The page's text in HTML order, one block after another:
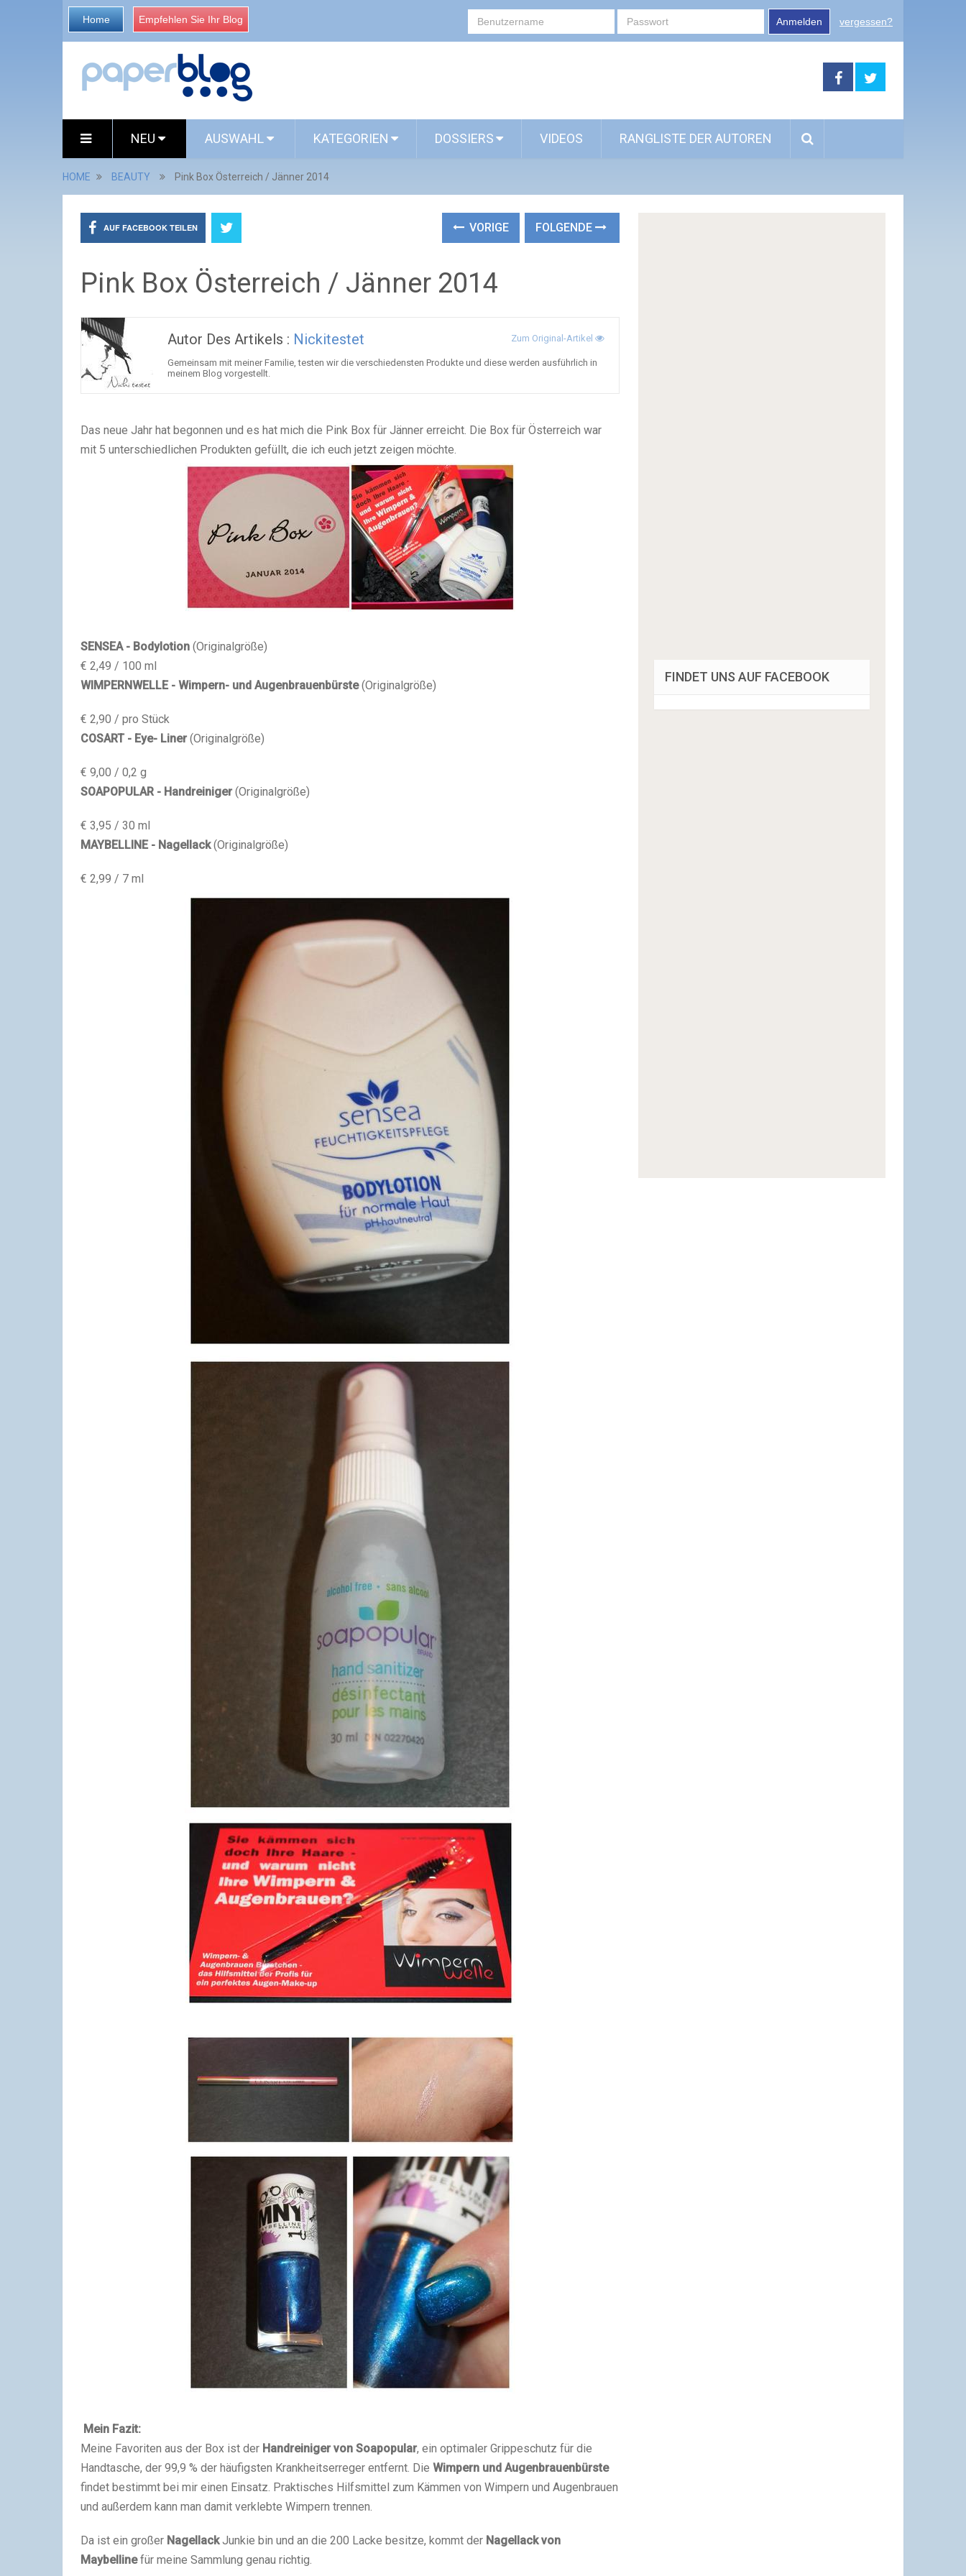
Home Empfehlen Sie Ihr Blog Anmelden vergessen?
NEU AUSWAHL KATEGORIEN DOSSIERS VIDEOS RANGLISTE DER AUTOREN
HOME BEAUTY Pink Box Österreich / Jänner 2014
AUF FACEBOOK TEILEN VORIGE FOLGENDE
Pink Box Österreich / Jänner 2014
Autor Des Artikels : Nickitestet Zum Original-Artikel
Gemeinsam mit meiner Familie, testen wir die verschiedensten Produkte und diese werden ausführlich in
meinem Blog vorgestellt.
Das neue Jahr hat begonnen und es hat mich die Pink Box für Jänner erreicht. Die Box für Österreich war
mit 5 unterschiedlichen Produkten gefüllt, die ich euch jetzt zeigen möchte.
SENSEA - Bodylotion (Originalgröße)
€ 2,49 / 100 ml
WIMPERNWELLE - Wimpern- und Augenbrauenbürste(Originalgröße)
€ 2,90 / pro Stück
COSART - Eye- Liner (Originalgröße)
€ 9,00 / 0,2 g
SOAPOPULAR - Handreiniger (Originalgröße)
€ 3,95 / 30 ml
MAYBELLINE - Nagellack(Originalgröße)
€ 2,99 / 7 ml
Mein Fazit:
Meine Favoriten aus der Box ist der Handreiniger von Soapopular, ein optimaler Grippeschutz für die
Handtasche, der 99,9 % der häufigsten Krankheitserreger entfernt. Die Wimpern und Augenbrauenbürste
findet bestimmt bei mir einen Einsatz. Praktisches Hilfsmittel zum Kämmen von Wimpern und Augenbrauen
und außerdem kann man damit verklebte Wimpern trennen.
Da ist ein großer NagellackJunkie bin und an die 200 Lacke besitze, kommt der Nagellack von
Maybellinefür meine Sammlung genau richtig.
FINDET UNS AUF FACEBOOK